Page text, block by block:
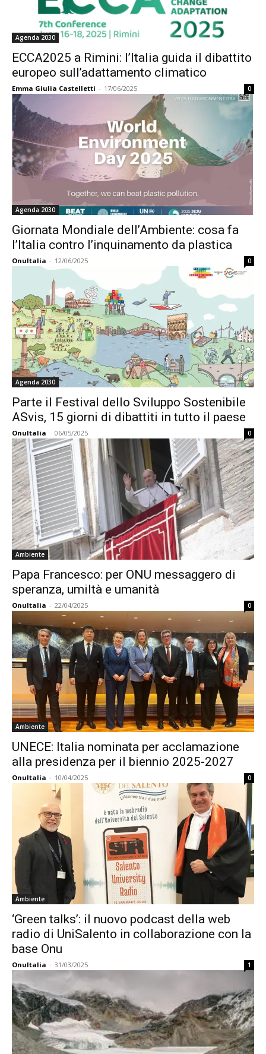
Agenda 2030
ECCA2025 a Rimini: l’Italia guida il dibattito
europeo sull’adattamento climatico
Emma Giulia Castelletti - 17/06/2025 0
Agenda 2030
Giornata Mondiale dell’Ambiente: cosa fa
l’Italia contro l’inquinamento da plastica
OnuItalia - 12/06/2025 0
Agenda 2030
Parte il Festival dello Sviluppo Sostenibile
ASvis, 15 giorni di dibattiti in tutto il paese
OnuItalia - 06/05/2025 0
Ambiente
Papa Francesco: per ONU messaggero di
speranza, umiltà e umanità
OnuItalia - 22/04/2025 0
Ambiente
UNECE: Italia nominata per acclamazione
alla presidenza per il biennio 2025-2027
OnuItalia - 10/04/2025 0
Ambiente
‘Green talks’: il nuovo podcast della web
radio di UniSalento in collaborazione con la
base Onu
OnuItalia - 31/03/2025 1